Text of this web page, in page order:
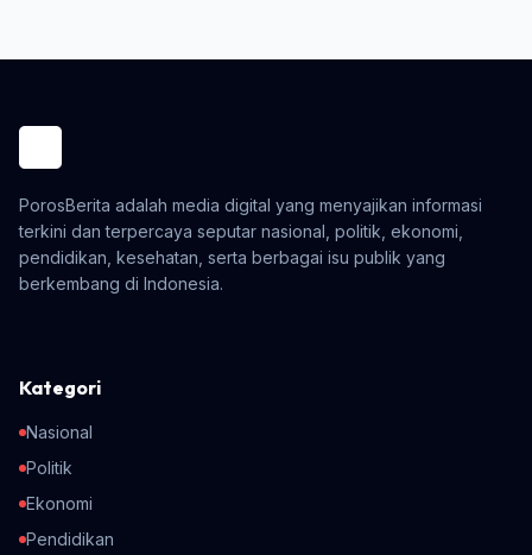
PorosBerita adalah media digital yang menyajikan informasi
terkini dan terpercaya seputar nasional, politik, ekonomi,
pendidikan, kesehatan, serta berbagai isu publik yang
berkembang di Indonesia.
Kategori
Nasional
Politik
Ekonomi
Pendidikan